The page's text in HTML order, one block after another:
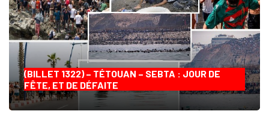
(BILLET 1322) – TÉTOUAN – SEBTA : JOUR DE
FÊTE, ET DE DÉFAITE